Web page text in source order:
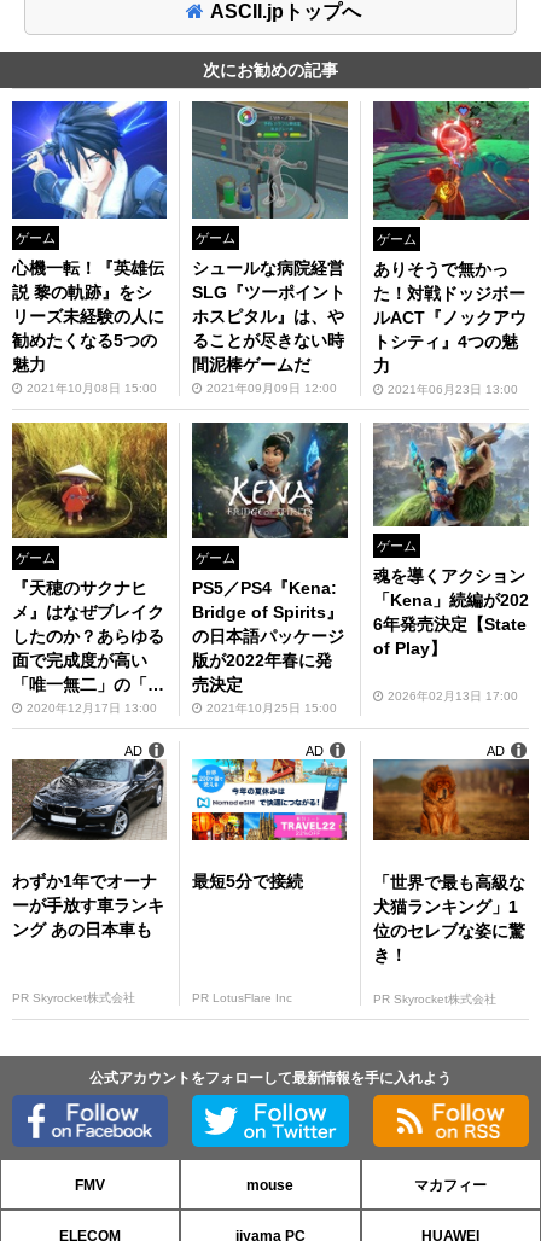
ASCII.jpトップへ
次にお勧めの記事
ゲーム
心機一転！『英雄伝
説 黎の軌跡』をシ
リーズ未経験の人に
勧めたくなる5つの
魅力
2021年10月08日 15:00
ゲーム
シュールな病院経営
SLG『ツーポイント
ホスピタル』は、や
ることが尽きない時
間泥棒ゲームだ
2021年09月09日 12:00
ゲーム
ありそうで無かっ
た！対戦ドッジボー
ルACT『ノックアウ
トシティ』4つの魅
力
2021年06月23日 13:00
ゲーム
『天穂のサクナヒ
メ』はなぜブレイク
したのか？あらゆる
面で完成度が高い
「唯一無二」の「稲
作ゲーム」をプレ
イ！
2020年12月17日 13:00
ゲーム
PS5／PS4『Kena:
Bridge of Spirits』
の日本語パッケージ
版が2022年春に発
売決定
2021年10月25日 15:00
ゲーム
魂を導くアクション
「Kena」続編が202
6年発売決定【State
of Play】
2026年02月13日 17:00
わずか1年でオーナ
ーが手放す車ランキ
ング あの日本車も
PR Skyrocket株式会社
AD
最短5分で接続
PR LotusFlare Inc
AD
「世界で最も高級な
犬猫ランキング」1
位のセレブな姿に驚
き！
PR Skyrocket株式会社
AD
公式アカウントをフォローして最新情報を手に入れよう
FMV mouse マカフィー
ELECOM iiyama PC HUAWEI